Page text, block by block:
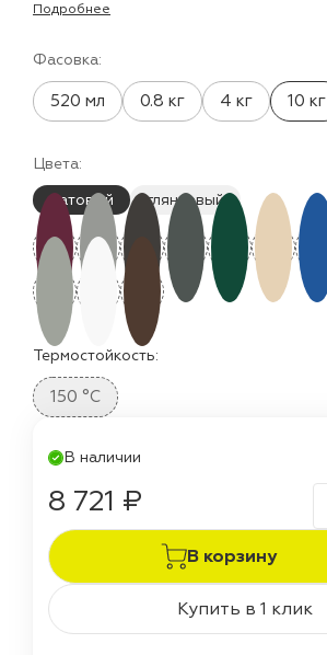
Подробнее
Фасовка:
520 мл 0.8 кг 4 кг 10 кг
Цвета:
матовый
глянцевый
Термостойкость:
150 °C
В наличии
8 721 ₽
В корзину
Купить в 1 клик